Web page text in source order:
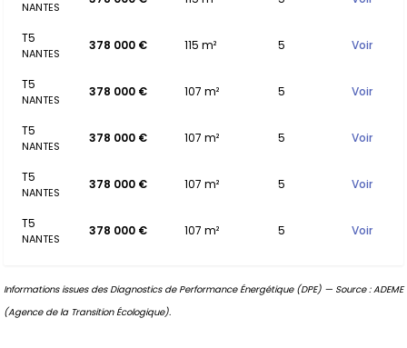
NANTES
T5
NANTES
378 000 € 115 m² 5 Voir
T5
NANTES
378 000 € 107 m² 5 Voir
T5
NANTES
378 000 € 107 m² 5 Voir
T5
NANTES
378 000 € 107 m² 5 Voir
T5
NANTES
378 000 € 107 m² 5 Voir
Informations issues des Diagnostics de Performance Énergétique (DPE) — Source : ADEME
(Agence de la Transition Écologique).